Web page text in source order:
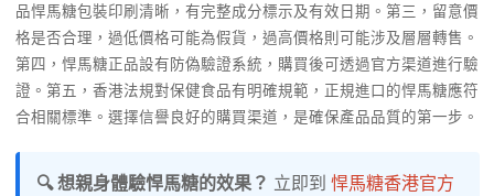
品悍馬糖包裝印刷清晰，有完整成分標示及有效日期。第三，留意價
格是否合理，過低價格可能為假貨，過高價格則可能涉及層層轉售。
第四，悍馬糖正品設有防偽驗證系統，購買後可透過官方渠道進行驗
證。第五，香港法規對保健食品有明確規範，正規進口的悍馬糖應符
合相關標準。選擇信譽良好的購買渠道，是確保產品品質的第一步。
🔍 想親身體驗悍馬糖的效果？ 立即到 悍馬糖香港官方